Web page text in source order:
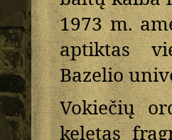
1973 m.
aptiktas
Bazelio
Vokiečių
keletas